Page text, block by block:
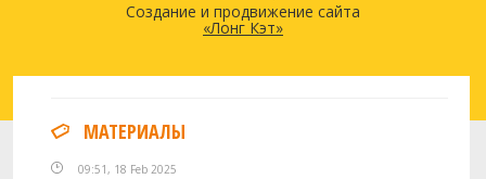
Создание и продвижение сайта
«Лонг Кэт»
МАТЕРИАЛЫ
09:51, 18 Feb 2025